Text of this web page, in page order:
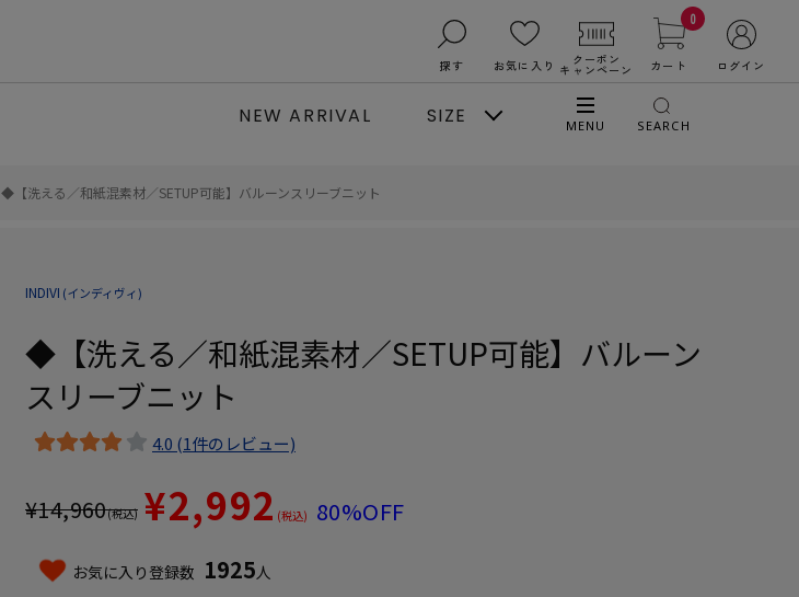
探す お気に入り クーポン
キャンペーン
0
カート ログイン
NEW ARRIVAL SIZE MENU SEARCH
◆【洗える／和紙混素材／SETUP可能】バルーンスリーブニット
INDIVI (インディヴィ)
◆【洗える／和紙混素材／SETUP可能】バルーン
スリーブニット
4.0 (1件のレビュー)
¥14,960(税込) ¥2,992 (税込) 80%OFF
お気に入り登録数 1925人